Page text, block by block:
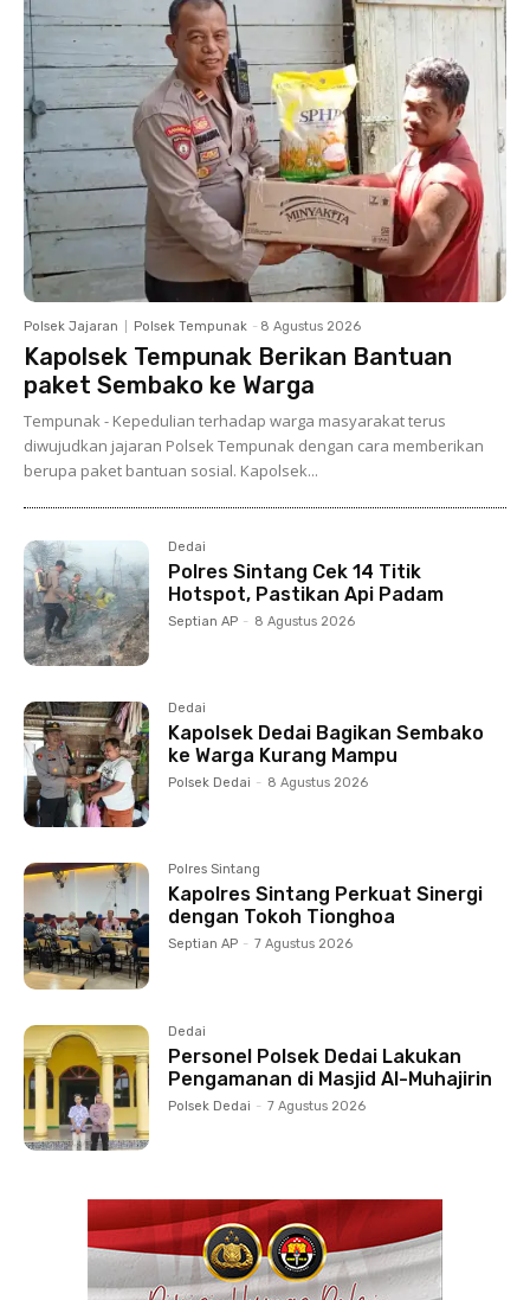
Polsek Jajaran Polsek Tempunak - 8 Agustus 2026
Kapolsek Tempunak Berikan Bantuan
paket Sembako ke Warga
Tempunak - Kepedulian terhadap warga masyarakat terus
diwujudkan jajaran Polsek Tempunak dengan cara memberikan
berupa paket bantuan sosial. Kapolsek...
Dedai
Polres Sintang Cek 14 Titik
Hotspot, Pastikan Api Padam
Septian AP - 8 Agustus 2026
Dedai
Kapolsek Dedai Bagikan Sembako
ke Warga Kurang Mampu
Polsek Dedai - 8 Agustus 2026
Polres Sintang
Kapolres Sintang Perkuat Sinergi
dengan Tokoh Tionghoa
Septian AP - 7 Agustus 2026
Dedai
Personel Polsek Dedai Lakukan
Pengamanan di Masjid Al-Muhajirin
Polsek Dedai - 7 Agustus 2026